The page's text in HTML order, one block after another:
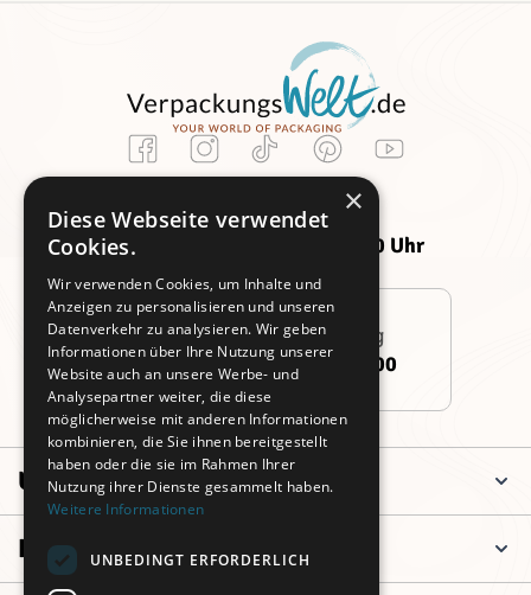
Kundenservice
Montag -
Donnerstag:
09:00 - 16:00 Uhr
Freitag:
09:00 - 14:00 Uhr
Persönliche Beratung
+49 (0)911 3260 6700
Unternehmen
Informationen
×
Diese Webseite verwendet
Cookies.
Wir verwenden Cookies, um Inhalte und
Anzeigen zu personalisieren und unseren
Datenverkehr zu analysieren. Wir geben
Informationen über Ihre Nutzung unserer
Website auch an unsere Werbe- und
Analysepartner weiter, die diese
möglicherweise mit anderen Informationen
kombinieren, die Sie ihnen bereitgestellt
haben oder die sie im Rahmen Ihrer
Nutzung ihrer Dienste gesammelt haben.
Weitere Informationen
UNBEDINGT ERFORDERLICH